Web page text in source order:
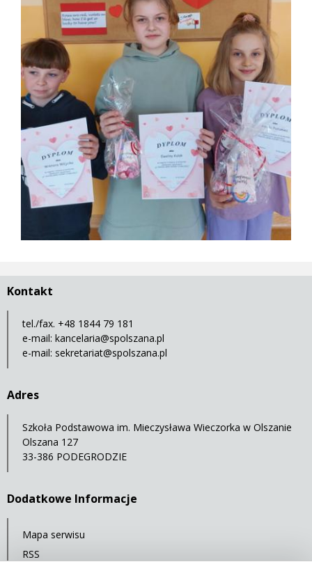
Kontakt
tel./fax. +48 1844 79 181
e-mail: kancelaria@spolszana.pl
e-mail: sekretariat@spolszana.pl
Adres
Szkoła Podstawowa im. Mieczysława Wieczorka w Olszanie
Olszana 127
33-386 PODEGRODZIE
Dodatkowe Informacje
Mapa serwisu
RSS